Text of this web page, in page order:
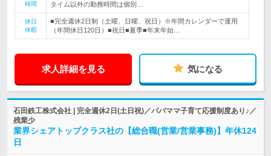
時間
タイム以外の勤務時間は個別…
休日
休暇
■完全週休2日制（土曜、日曜、祝日）※年間カレンダーで運用
（年間休日120日）■祝日■夏季■年末年始…
求人詳細を見る 気になる
石田鉄工株式会社 | 完全週休2日(土日祝)／パパママ子育て応援制度あり♪／
残業少
業界シェアトップクラス社の【総合職(営業/営業事務)】年休124
日